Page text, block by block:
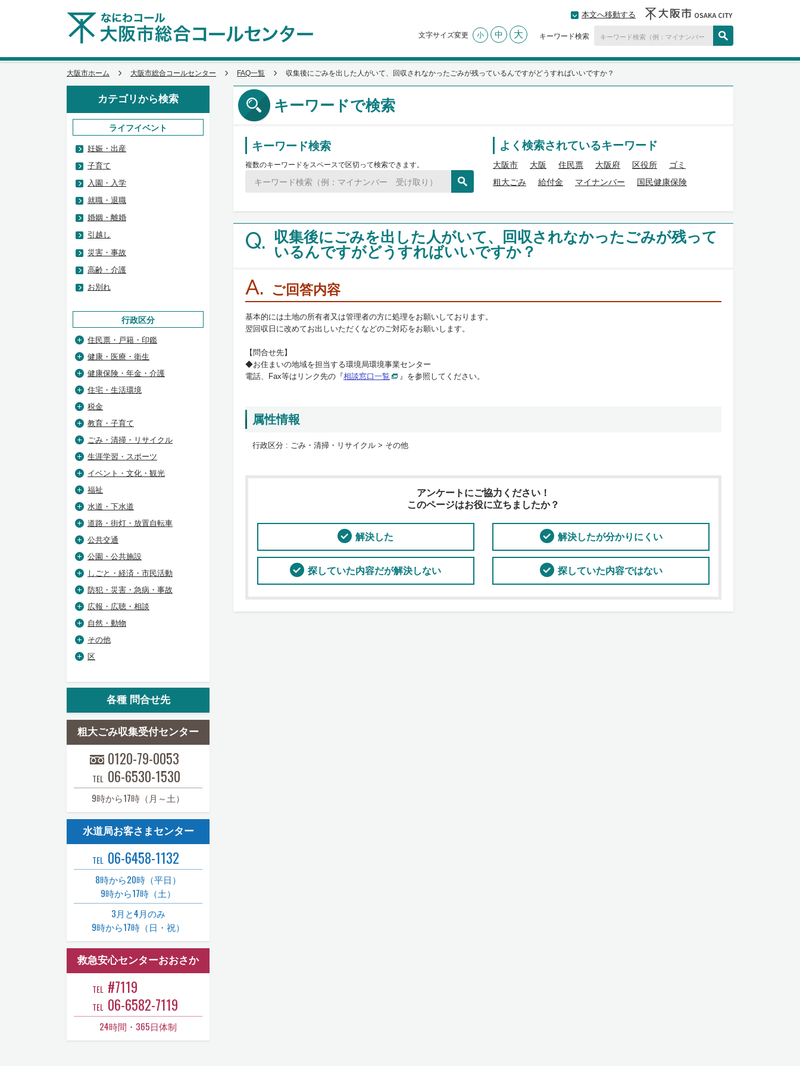
本文へ移動する
文字サイズ変更 小 中 大 キーワード検索
大阪市ホーム 大阪市総合コールセンター FAQ一覧 収集後にごみを出した人がいて、回収されなかったごみが残っているんですがどうすればいいですか？
キーワードで検索
キーワード検索
複数のキーワードをスペースで区切って検索できます。
よく検索されているキーワード
大阪市 大阪 住民票 大阪府 区役所
ゴミ
粗大ごみ
給付金 マイナンバー 国民健康保険
Q. 収集後にごみを出した人がいて、回収されなかったごみが残って
いるんですがどうすればいいですか？
A. ご回答内容
基本的には土地の所有者又は管理者の方に処理をお願いしております。
翌回収日に改めてお出しいただくなどのご対応をお願いします。
【問合せ先】
◆お住まいの地域を担当する環境局環境事業センター
電話、Fax等はリンク先の『相談窓口一覧 』を参照してください。
属性情報
行政区分 : ごみ・清掃・リサイクル > その他
アンケートにご協力ください！
このページはお役に立ちましたか？
解決した 解決したが分かりにくい
探していた内容だが解決しない 探していた内容ではない
カテゴリから検索
ライフイベント
妊娠・出産
子育て
入園・入学
就職・退職
婚姻・離婚
引越し
災害・事故
高齢・介護
お別れ
行政区分
住民票・戸籍・印鑑
健康・医療・衛生
健康保険・年金・介護
住宅・生活環境
税金
教育・子育て
ごみ・清掃・リサイクル
生涯学習・スポーツ
イベント・文化・観光
福祉
水道・下水道
道路・街灯・放置自転車
公共交通
公園・公共施設
しごと・経済・市民活動
防犯・災害・急病・事故
広報・広聴・相談
自然・動物
その他
区
各種 問合せ先
粗大ごみ収集受付センター
0120-79-0053
TEL 06-6530-1530
9時から17時（月～土）
水道局お客さまセンター
TEL 06-6458-1132
8時から20時（平日）
9時から17時（土）
3月と4月のみ
9時から17時（日・祝）
救急安心センターおおさか
TEL #7119
TEL 06-6582-7119
24時間・365日体制